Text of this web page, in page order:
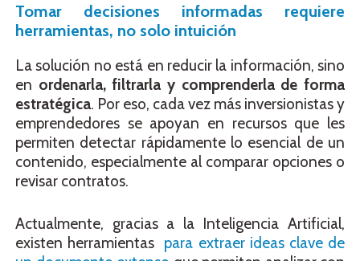
Tomar decisiones informadas requiere
herramientas, no solo intuición
La solución no está en reducir la información, sino
en ordenarla, filtrarla y comprenderla de forma
estratégica. Por eso, cada vez más inversionistas y
emprendedores se apoyan en recursos que les
permiten detectar rápidamente lo esencial de un
contenido, especialmente al comparar opciones o
revisar contratos.
Actualmente, gracias a la Inteligencia Artificial,
existen herramientas para extraer ideas clave de